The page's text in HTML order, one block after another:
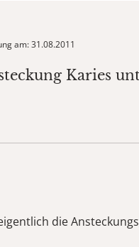
am: 31.08.2011
Karies
die